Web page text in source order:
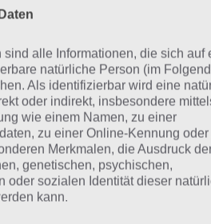
Flick Rugby 16
ein Trailer Video zu Flick
Spielprinzip machen könnt.
alle Informationen, die sich auf
natürliche Person (im
Als identifizierbar wird eine
oder indirekt, insbesondere
wie einem Namen, zu einer
zu einer Online-Kennung oder
Merkmalen, die Ausdruck
genetischen, psychischen,
oder sozialen Identität dieser
kann.